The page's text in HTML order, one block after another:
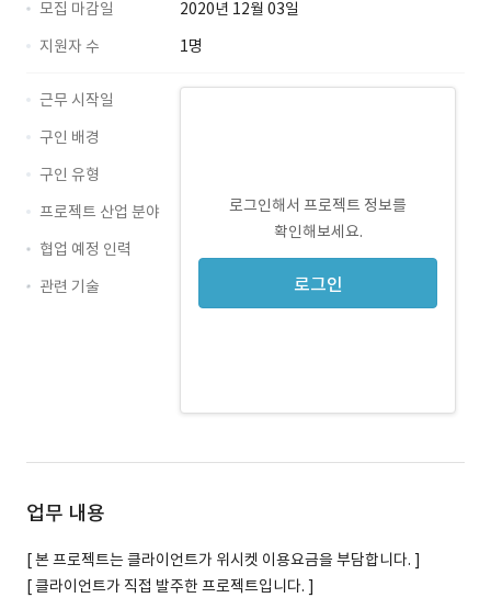
모집 마감일
2020년 12월 03일
지원자 수
1명
로그인해서 프로젝트 정보를
확인해보세요.
로그인
근무 시작일
구인 배경
구인 유형
프로젝트 산업 분야
협업 예정 인력
관련 기술
JavaScript · 경력 무관
업무 내용
[ 본 프로젝트는 클라이언트가 위시켓 이용요금을 부담합니다. ]
[ 클라이언트가 직접 발주한 프로젝트입니다. ]